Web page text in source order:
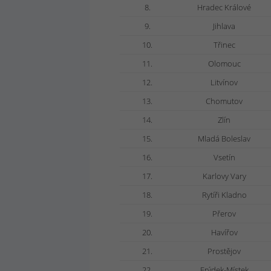
8.
Hradec Králové
9.
Jihlava
10.
Třinec
11.
Olomouc
12.
Litvínov
13.
Chomutov
14.
Zlín
15.
Mladá Boleslav
16.
Vsetín
17.
Karlovy Vary
18.
Rytíři Kladno
19.
Přerov
20.
Havířov
21.
Prostějov